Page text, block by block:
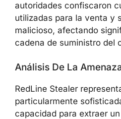
autoridades confiscaron
utilizadas para la venta y
malicioso, afectando
cadena de suministro del
Análisis De La
RedLine Stealer
particularmente
capacidad para extraer